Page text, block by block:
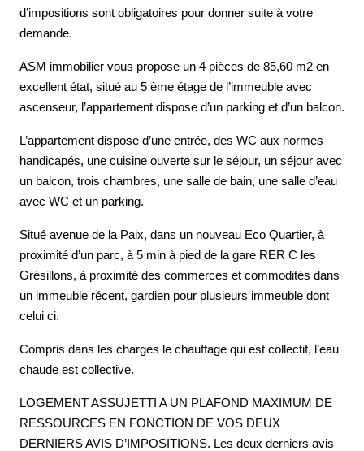
d’impositions sont obligatoires pour donner suite à votre
demande.
ASM immobilier vous propose un 4 pièces de 85,60 m2 en
excellent état, situé au 5 ème étage de l’immeuble avec
ascenseur, l’appartement dispose d’un parking et d’un balcon.
L’appartement dispose d’une entrée, des WC aux normes
handicapés, une cuisine ouverte sur le séjour, un séjour avec
un balcon, trois chambres, une salle de bain, une salle d’eau
avec WC et un parking.
Situé avenue de la Paix, dans un nouveau Eco Quartier, à
proximité d’un parc, à 5 min à pied de la gare RER C les
Grésillons, à proximité des commerces et commodités dans
un immeuble récent, gardien pour plusieurs immeuble dont
celui ci.
Compris dans les charges le chauffage qui est collectif, l’eau
chaude est collective.
LOGEMENT ASSUJETTI A UN PLAFOND MAXIMUM DE
RESSOURCES EN FONCTION DE VOS DEUX
DERNIERS AVIS D’IMPOSITIONS. Les deux derniers avis